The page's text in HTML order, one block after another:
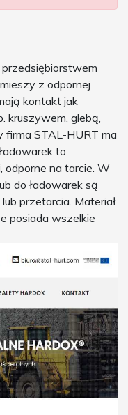
z odpornej
kontakt jak
kruszywem, glebą,
firma STAL-HURT ma
to
na tarcie. W
do ładowarek są
przetarcia. Materiał
posiada wszelkie